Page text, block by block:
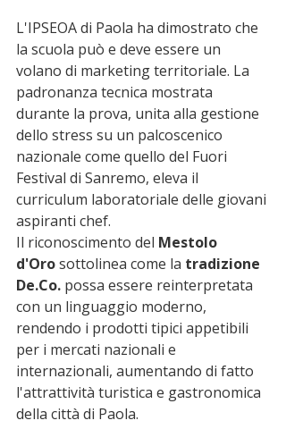
L'IPSEOA di Paola ha dimostrato che
la scuola può e deve essere un
volano di marketing territoriale. La
padronanza tecnica mostrata
durante la prova, unita alla gestione
dello stress su un palcoscenico
nazionale come quello del Fuori
Festival di Sanremo, eleva il
curriculum laboratoriale delle giovani
aspiranti chef.
Il riconoscimento del Mestolo
d'Oro sottolinea come la tradizione
De.Co. possa essere reinterpretata
con un linguaggio moderno,
rendendo i prodotti tipici appetibili
per i mercati nazionali e
internazionali, aumentando di fatto
l'attrattività turistica e gastronomica
della città di Paola.